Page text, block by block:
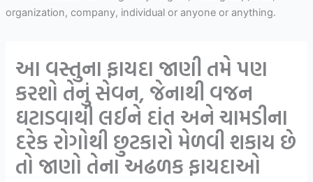
organization, company, individual or anyone or anything.
આ વસ્તુના ફાયદા જાણી તમે પણ
કરશો તેનું સેવન, જેનાથી વજન
ઘટાડવાથી લઈને દાંત અને ચામડીના
દરેક રોગોથી છુટકારો મેળવી શકાય છે
તો જાણો તેના અઢળક ફાયદાઓ